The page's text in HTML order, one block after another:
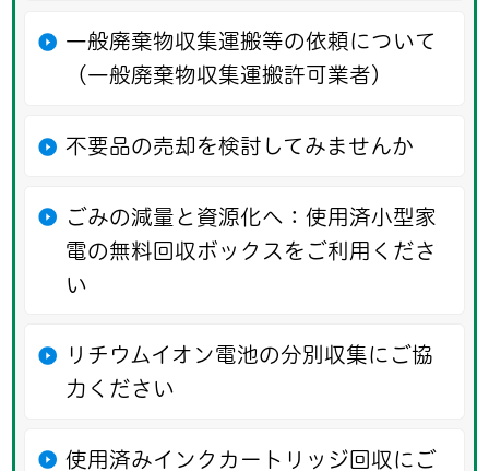
一般廃棄物収集運搬等の依頼について
（一般廃棄物収集運搬許可業者）
不要品の売却を検討してみませんか
ごみの減量と資源化へ：使用済小型家
電の無料回収ボックスをご利用くださ
い
リチウムイオン電池の分別収集にご協
力ください
使用済みインクカートリッジ回収にご